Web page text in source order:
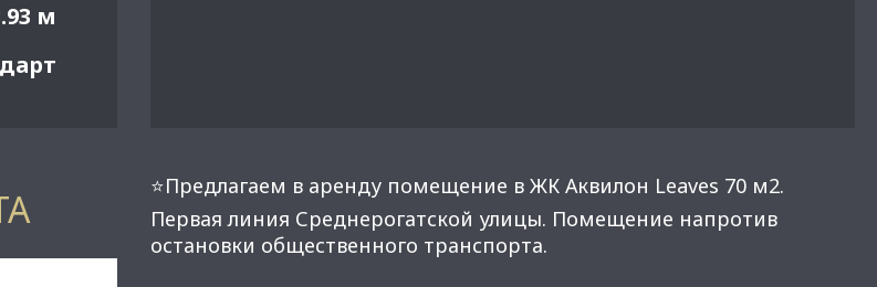
м
⭐Предлагаем в аренду помещение в ЖК Аквилон Leaves 70 м2.
Первая линия Среднерогатской улицы. Помещение напротив
остановки общественного транспорта.